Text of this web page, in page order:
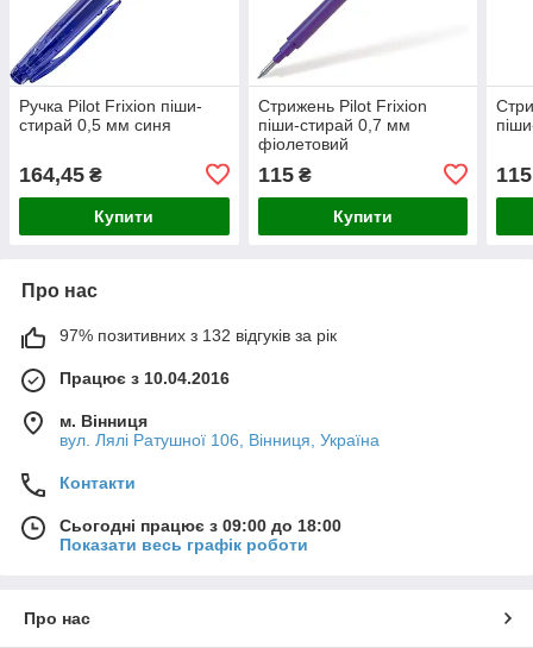
Ручка Pilot Frixion піши-
стирай 0,5 мм синя
164,45 ₴
Купити
Стрижень Pilot Frixion
піши-стирай 0,7 мм
фіолетовий
115₴
Купити
Про нас
97% позитивних з 132 відгуків за рік
Працює з 10.04.2016
м. Вінниця
вул. Лялі Ратушної 106, Вінниця, Україна
Контакти
Сьогодні працює з 09:00 до 18:00
Показати весь графік роботи
Про нас